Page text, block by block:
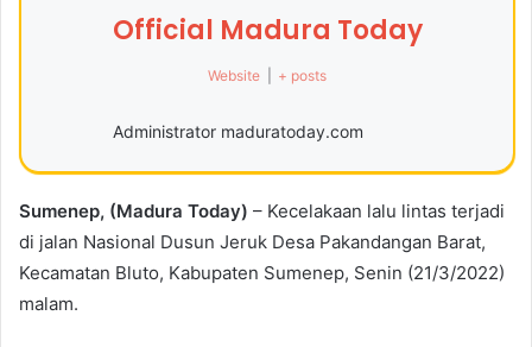
Official Madura Today
Website + posts
Administrator maduratoday.com
Sumenep, (Madura Today) – Kecelakaan lalu lintas terjadi
di jalan Nasional Dusun Jeruk Desa Pakandangan Barat,
Kecamatan Bluto, Kabupaten Sumenep, Senin (21/3/2022)
malam.